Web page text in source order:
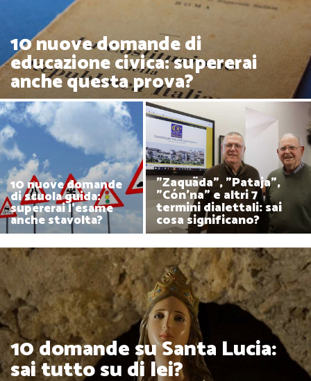
10 nuove domande di
educazione civica: supererai
anche questa prova?
10 nuove domande
di scuola guida:
supererai l'esame
anche stavolta?
"Zaquäda", "Pataja",
"Cón’na" e altri 7
termini dialettali: sai
cosa significano?
10 domande su Santa Lucia:
sai tutto su di lei?